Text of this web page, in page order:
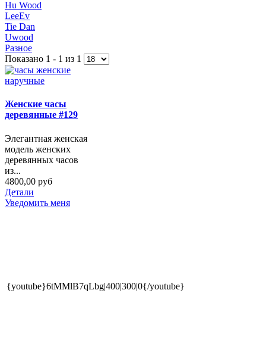
Hu Wood
LeeEv
Tie Dan
Uwood
Разное
Показано 1 - 1 из 1
Женские часы
деревянные #129
Элегантная женская
модель женских
деревянных часов
из...
4800,00 руб
Детали
Уведомить меня
{youtube}6tMMlB7qLbg|400|300|0{/youtube}